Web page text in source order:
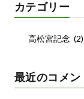
カテゴリー
最近のコメン